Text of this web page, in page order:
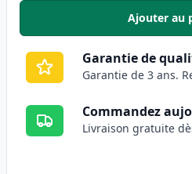
Ajouter au
,
Garantie de
Garantie de 3 ans.
Commandez
Livraison gratuite